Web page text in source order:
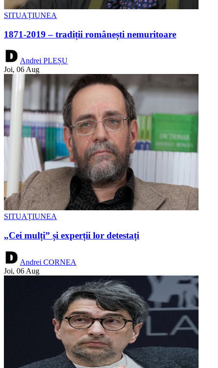
SITUAȚIUNEA
1871-2019 – tradiții românești nemuritoare
Andrei PLEȘU
Joi, 06 Aug
SITUAȚIUNEA
„Cei mulți” și experții lor detestați
Andrei CORNEA
Joi, 06 Aug